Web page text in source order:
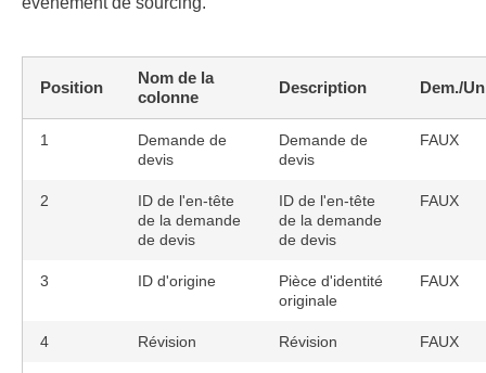
Position
Nom de la
colonne
Description Dem./
1
Demande de
devis
Demande de
devis
FAUX
2
ID de l'en-tête
de la demande
de devis
ID de l'en-tête
de la demande
de devis
FAUX
3 ID d'origine
Pièce d'identité
originale
FAUX
4 Révision Révision FAUX